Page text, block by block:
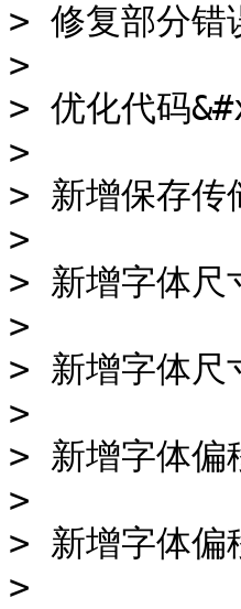
> 修复部分错
>
> 优化代码
>
> 新增保存传
>
> 新增字体尺
>
> 新增字体尺
>
> 新增字体偏
>
> 新增字体偏
>